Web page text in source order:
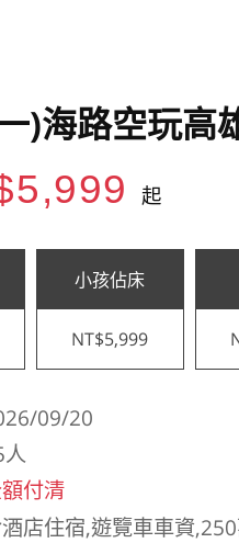
)海路空玩高
起
小孩佔床
NT$5,999
09/20
人
付清
店住宿,遊覽車車資